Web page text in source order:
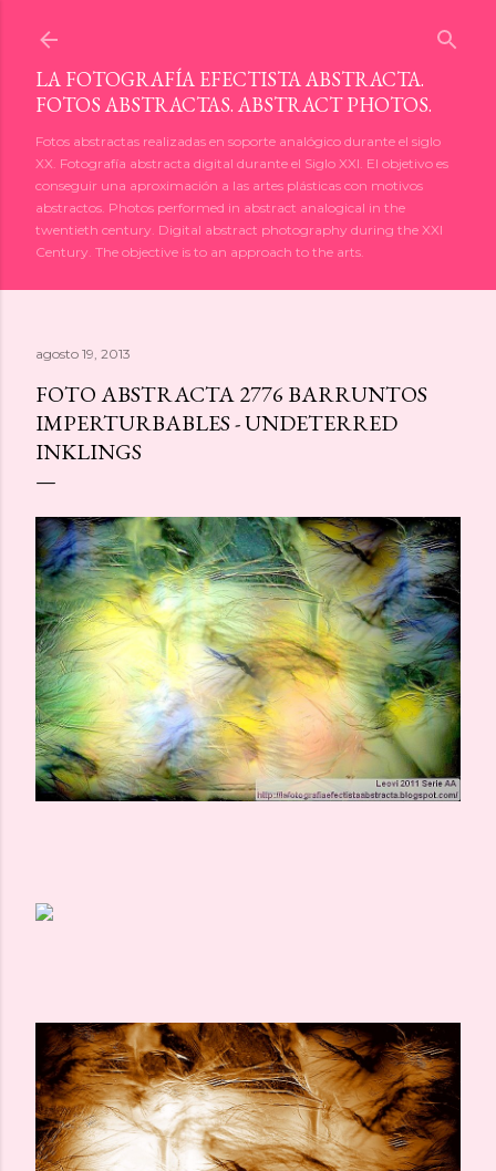
LA FOTOGRAFÍA EFECTISTA ABSTRACTA.
FOTOS ABSTRACTAS. ABSTRACT PHOTOS.
Fotos abstractas realizadas en soporte analógico durante el siglo
XX. Fotografía abstracta digital durante el Siglo XXI. El objetivo es
conseguir una aproximación a las artes plásticas con motivos
abstractos. Photos performed in abstract analogical in the
twentieth century. Digital abstract photography during the XXI
Century. The objective is to an approach to the arts.
agosto 19, 2013
FOTO ABSTRACTA 2776 BARRUNTOS
IMPERTURBABLES - UNDETERRED
INKLINGS